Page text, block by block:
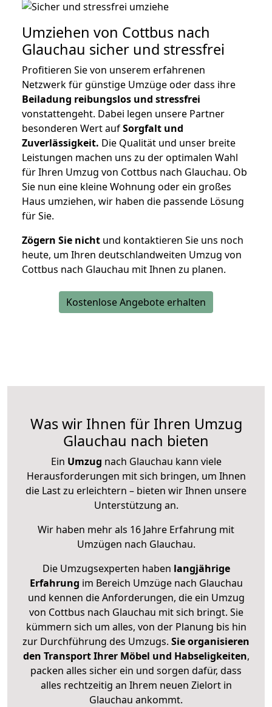
Umziehen von Cottbus nach
Glauchau sicher und stressfrei
Profitieren Sie von unserem erfahrenen
Netzwerk für günstige Umzüge oder dass ihre
Beiladung reibungslos und stressfrei
vonstattengeht. Dabei legen unsere Partner
besonderen Wert aufSorgfalt und
Zuverlässigkeit. Die Qualität und unser breite
Leistungen machen uns zu der optimalen Wahl
für Ihren Umzug von Cottbus nach Glauchau. Ob
Sie nun eine kleine Wohnung oder ein großes
Haus umziehen, wir haben die passende Lösung
für Sie.
Zögern Sie nicht und kontaktieren Sie uns noch
heute, um Ihren deutschlandweiten Umzug von
Cottbus nach Glauchau mit Ihnen zu planen.
Kostenlose Angebote erhalten
Was wir Ihnen für Ihren Umzug
Glauchau nach bieten
Ein Umzug nach Glauchau kann viele
Herausforderungen mit sich bringen, um Ihnen
die Last zu erleichtern – bieten wir Ihnen unsere
Unterstützung an.
Wir haben mehr als 16 Jahre Erfahrung mit
Umzügen nach Glauchau.
Die Umzugsexperten haben langjährige
Erfahrung im Bereich Umzüge nach Glauchau
und kennen die Anforderungen, die ein Umzug
von Cottbus nach Glauchau mit sich bringt. Sie
kümmern sich um alles, von der Planung bis hin
zur Durchführung des Umzugs. Sie organisieren
den Transport Ihrer Möbel und Habseligkeiten,
packen alles sicher ein und sorgen dafür, dass
alles rechtzeitig an Ihrem neuen Zielort in
Glauchau ankommt.